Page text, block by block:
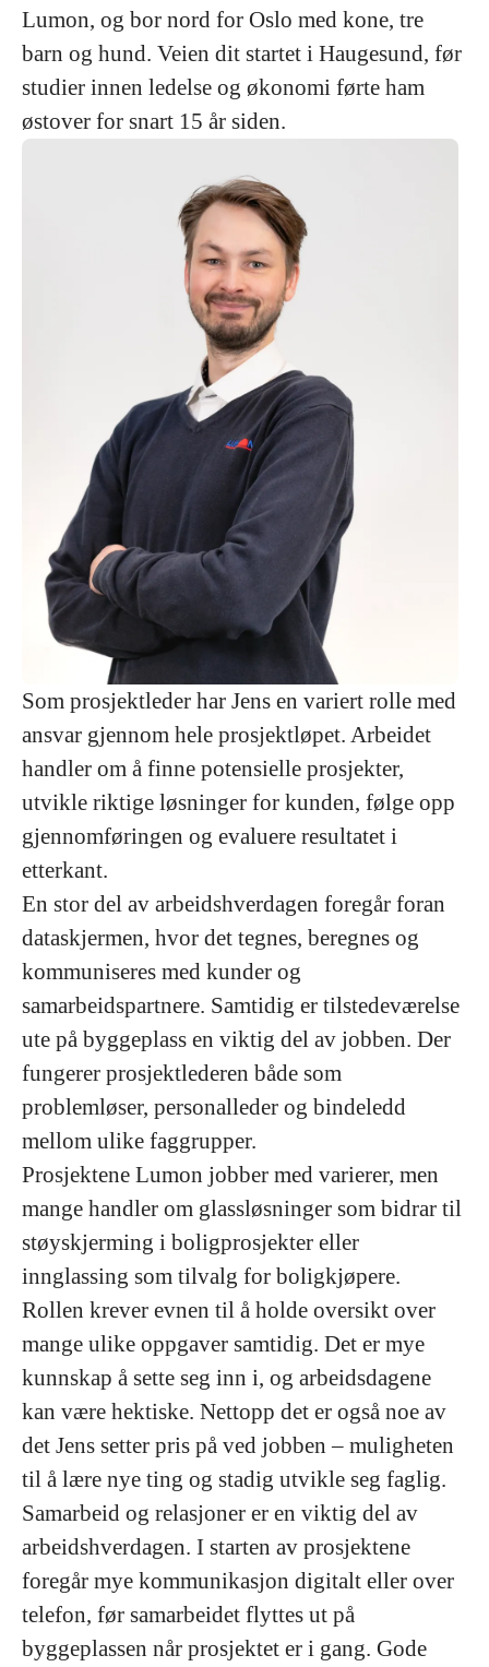
Lumon, og bor nord for Oslo med kone, tre
barn og hund. Veien dit startet i Haugesund, før
studier innen ledelse og økonomi førte ham
østover for snart 15 år siden.
Som prosjektleder har Jens en variert rolle med
ansvar gjennom hele prosjektløpet. Arbeidet
handler om å finne potensielle prosjekter,
utvikle riktige løsninger for kunden, følge opp
gjennomføringen og evaluere resultatet i
etterkant.
En stor del av arbeidshverdagen foregår foran
dataskjermen, hvor det tegnes, beregnes og
kommuniseres med kunder og
samarbeidspartnere. Samtidig er tilstedeværelse
ute på byggeplass en viktig del av jobben. Der
fungerer prosjektlederen både som
problemløser, personalleder og bindeledd
mellom ulike faggrupper.
Prosjektene Lumon jobber med varierer, men
mange handler om glassløsninger som bidrar til
støyskjerming i boligprosjekter eller
innglassing som tilvalg for boligkjøpere.
Rollen krever evnen til å holde oversikt over
mange ulike oppgaver samtidig. Det er mye
kunnskap å sette seg inn i, og arbeidsdagene
kan være hektiske. Nettopp det er også noe av
det Jens setter pris på ved jobben – muligheten
til å lære nye ting og stadig utvikle seg faglig.
Samarbeid og relasjoner er en viktig del av
arbeidshverdagen. I starten av prosjektene
foregår mye kommunikasjon digitalt eller over
telefon, før samarbeidet flyttes ut på
byggeplassen når prosjektet er i gang. Gode